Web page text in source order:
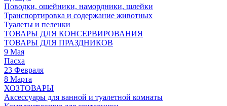
Поводки, ошейники, намордники, шлейки
Транспортировка и содержание животных
Туалеты и пеленки
ТОВАРЫ ДЛЯ КОНСЕРВИРОВАНИЯ
ТОВАРЫ ДЛЯ ПРАЗДНИКОВ
9 Мая
Пасха
23 Февраля
8 Марта
ХОЗТОВАРЫ
Аксессуары для ванной и туалетной комнаты